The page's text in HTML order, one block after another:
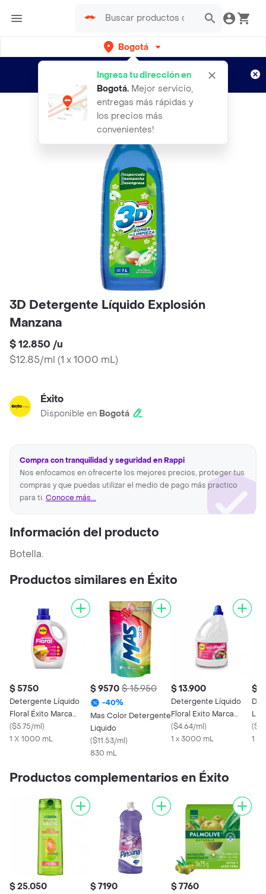
Bogotá
Ingresa tu dirección en
Bogotá. Mejor servicio,
entregas más rápidas y
los precios más
convenientes!
envíos gratis por semanas
Aplican TyC
3D Detergente Líquido Explosión
Manzana
$ 12.850 /u
$12.85/ml (1 x 1000 mL)
Éxito
Disponible en Bogotá
Compra con tranquilidad y seguridad en Rappi
Nos enfocamos en ofrecerte los mejores precios, proteger tus
compras y que puedas utilizar el medio de pago más practico
para ti. Conoce más...
Información del producto
Botella.
Productos similares en Éxito
$ 5750
Detergente Líquido
Floral Éxito Marca
Propia 1l
($5.75/ml)
1 X 1000 mL
$ 9570 $ 15.950
-40%
Mas Color Detergente
Liquido
($11.53/ml)
830 mL
$ 13.900
Detergente Líquido
Floral Exito Marca
Propia
($4.64/ml)
1 x 3000 mL
$
(
1 X
Productos complementarios en Éxito
$ 25.050 $ 7190 $ 7760